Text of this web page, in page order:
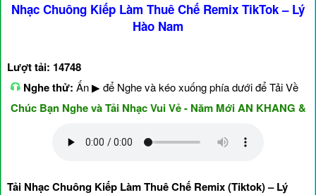
Nhạc Chuông Kiếp Làm Thuê Chế Remix TikTok – Lý
Hào Nam
Lượt tải: 14748
Nghe thử: Ấn ▶ để Nghe và kéo xuống phía dưới để Tải Về
Bạn Nghe và Tải Nhạc Vui Vẻ - Năm Mới AN KHANG &
Tải Nhạc Chuông Kiếp Làm Thuê Chế Remix (Tiktok) – Lý